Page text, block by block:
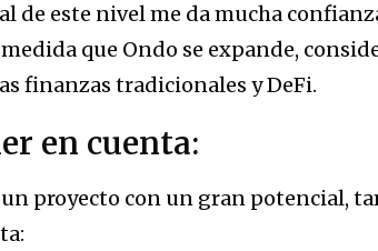
de este nivel me da mucha
que Ondo se expande,
finanzas tradicionales y DeFi.
en cuenta:
un proyecto con un gran potencial,